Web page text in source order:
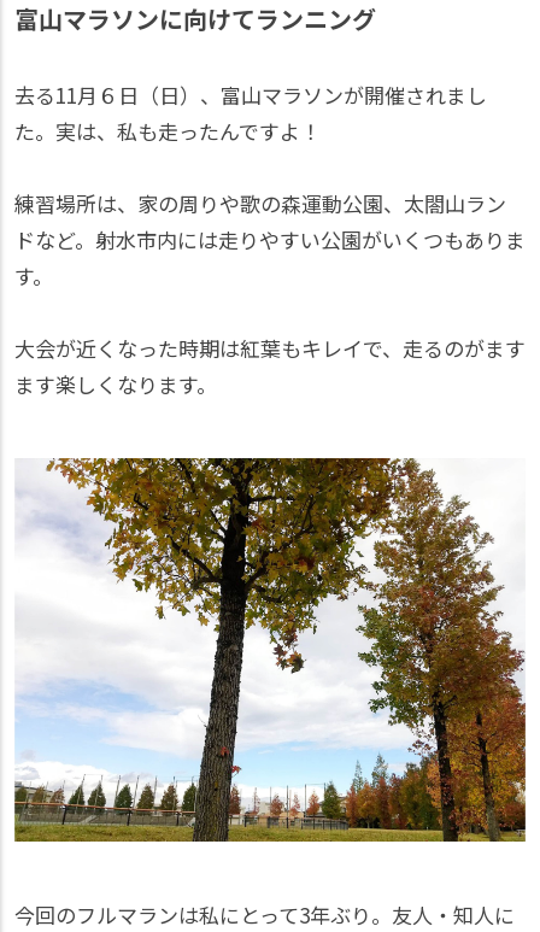
富山マラソンに向けてランニング
去る11月６日（日）、富山マラソンが開催されまし
た。実は、私も走ったんですよ！
練習場所は、家の周りや歌の森運動公園、太閤山ラン
ドなど。射水市内には走りやすい公園がいくつもありま
す。
大会が近くなった時期は紅葉もキレイで、走るのがます
ます楽しくなります。
今回のフルマランは私にとって3年ぶり。友人・知人に